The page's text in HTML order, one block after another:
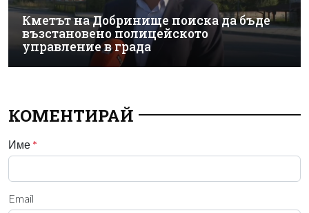
Кметът на Добринище поиска да бъде
възстановено полицейското
управление в града
КОМЕНТИРАЙ
Име *
Email